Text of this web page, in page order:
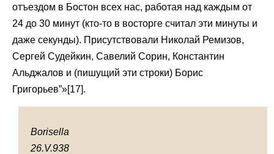
отъездом в Бостон всех нас, работая над каждым от
24 до 30 минут (кто-то в восторге считал эти минуты и
даже секунды). Присутствовали Николай Ремизов,
Сергей Судейкин, Савелий Сорин, Константин
Альджалов и (пишущий эти строки) Борис
Григорьев”»[17].
Borisella
26.V.938